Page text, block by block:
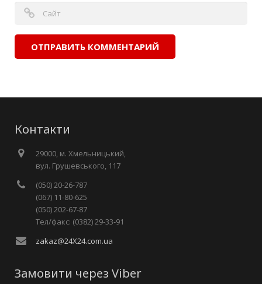
Контакти
29000, м. Хмельницький,
вул. Грушевського, 117
(050) 20-26-787
(067) 11-80-625
(050) 202-67-87
Тел/факс: (0382) 29-33-91
zakaz@24X24.com.ua
Замовити через Viber